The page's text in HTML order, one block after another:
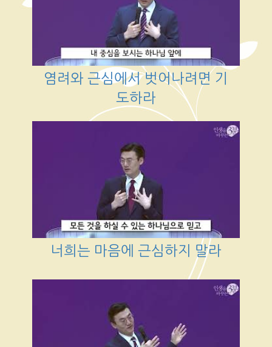
염려와 근심에서 벗어나려면 기
도하라
너희는 마음에 근심하지 말라